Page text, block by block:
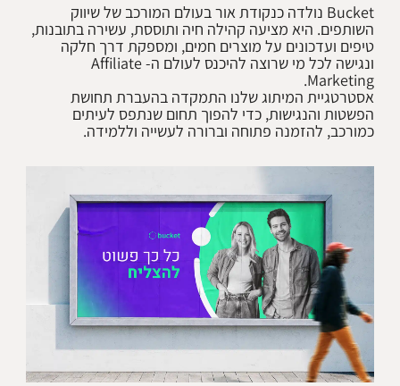
Bucket נולדה כנקודת אור בעולם המורכב של שיווק
השותפים. היא מציעה קהילה חיה ותוססת, עשירה בתובנות,
טיפים ועדכונים על מוצרים חמים, ומספקת דרך חלקה
ונגישה לכל מי שרוצה להיכנס לעולם ה- Affiliate
אסטרטגיית המיתוג שלנו התמקדה בהעברת תחושת
הפשטות והנגישות, כדי להפוך תחום שנתפס לעיתים
כמורכב, להזמנה פתוחה וברורה לעשייה וללמידה.